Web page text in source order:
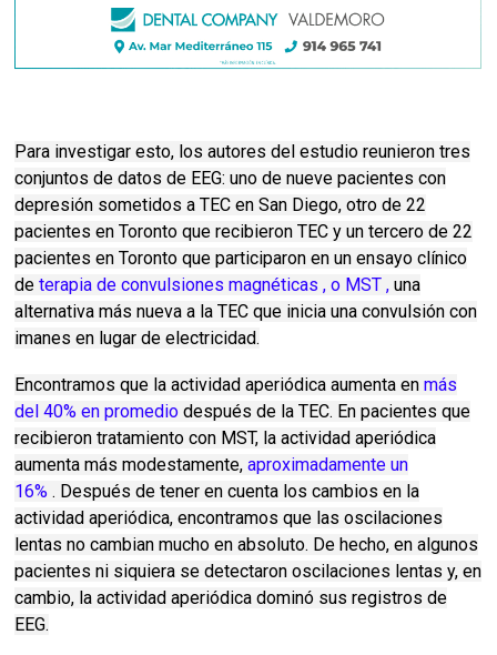
Para investigar esto, los autores del estudio reunieron tres
conjuntos de datos de EEG: uno de nueve pacientes con
depresión sometidos a TEC en San Diego, otro de 22
pacientes en Toronto que recibieron TEC y un tercero de 22
pacientes en Toronto que participaron en un ensayo clínico
deterapia de convulsiones magnéticas , o MST , una
alternativa más nueva a la TEC que inicia una convulsión con
imanes en lugar de electricidad.
Encontramos que la actividad aperiódica aumenta enmás
del 40% en promedio después de la TEC. En pacientes que
recibieron tratamiento con MST, la actividad aperiódica
aumenta más modestamente,aproximadamente un
16% . Después de tener en cuenta los cambios en la
actividad aperiódica, encontramos que las oscilaciones
lentas no cambian mucho en absoluto. De hecho, en algunos
pacientes ni siquiera se detectaron oscilaciones lentas y, en
cambio, la actividad aperiódica dominó sus registros de
EEG.